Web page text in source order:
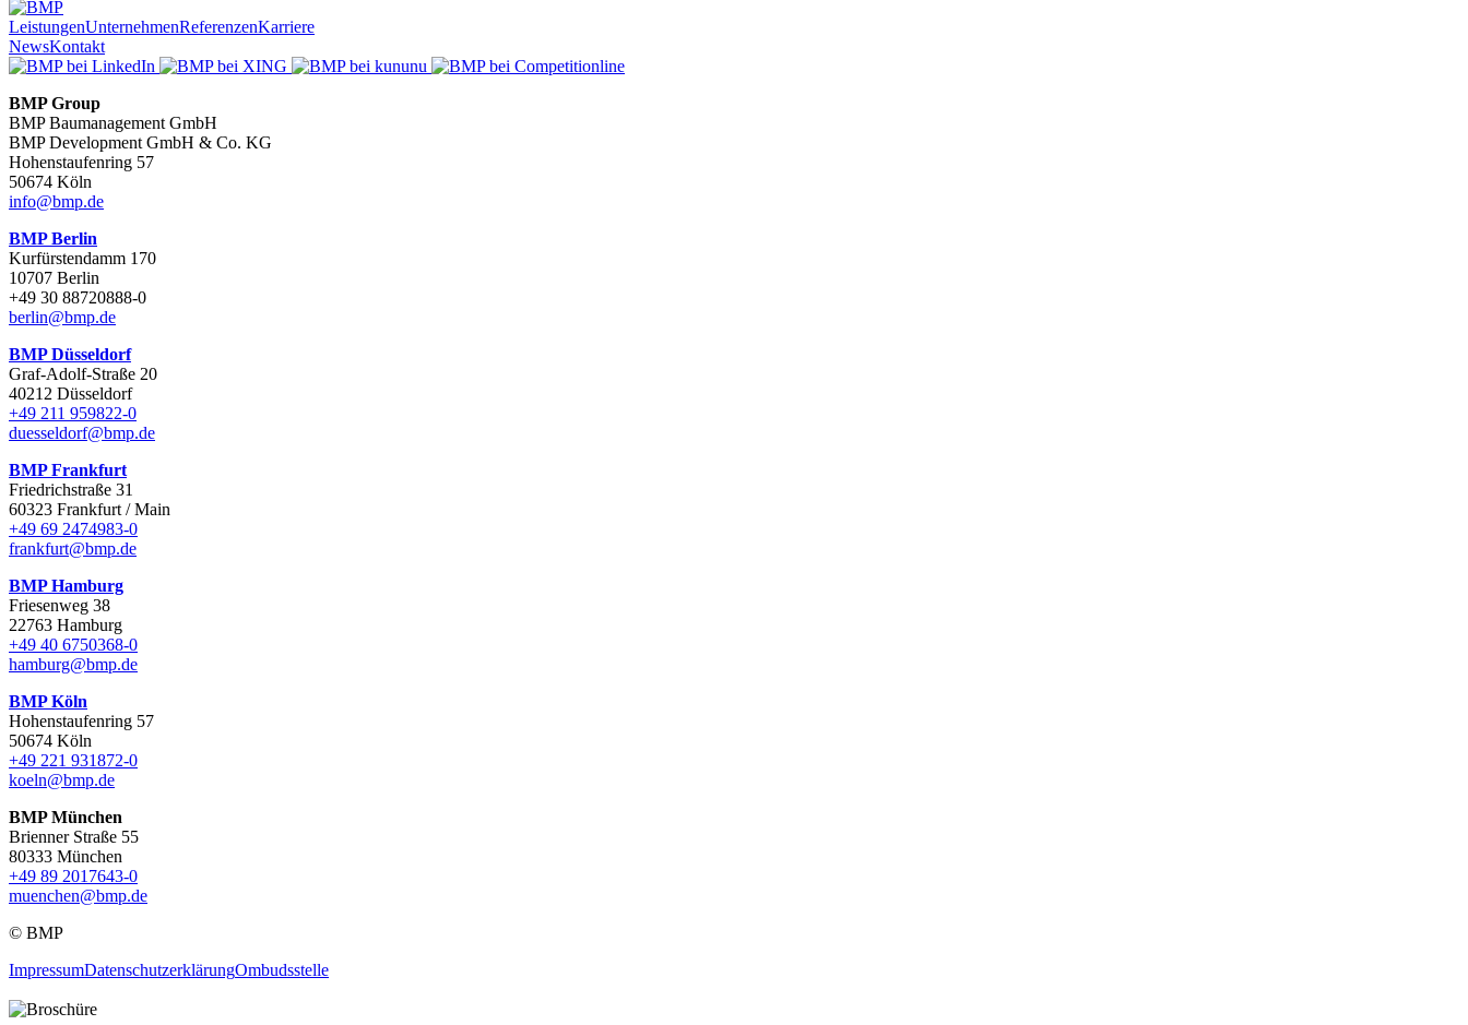
LeistungenUnternehmenReferenzenKarriere
NewsKontakt
BMP Group
BMP Baumanagement GmbH
BMP Development GmbH & Co. KG
Hohenstaufenring 57
50674 Köln
info@bmp.de
BMP Berlin
Kurfürstendamm 170
10707 Berlin
+49 30 88720888-0
berlin@bmp.de
BMP Düsseldorf
Graf-Adolf-Straße 20
40212 Düsseldorf
+49 211 959822-0
duesseldorf@bmp.de
BMP Frankfurt
Friedrichstraße 31
60323 Frankfurt / Main
+49 69 2474983-0
frankfurt@bmp.de
BMP Hamburg
Friesenweg 38
22763 Hamburg
+49 40 6750368-0
hamburg@bmp.de
BMP Köln
Hohenstaufenring 57
50674 Köln
+49 221 931872-0
koeln@bmp.de
BMP München
Brienner Straße 55
80333 München
+49 89 2017643-0
muenchen@bmp.de
© BMP
ImpressumDatenschutzerklärungOmbudsstelle